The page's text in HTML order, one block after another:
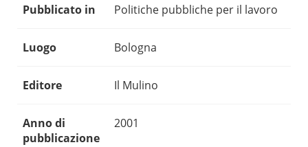
Pubblicato in Politiche pubbliche per il lavoro
Luogo Bologna
Editore Il Mulino
Anno di
pubblicazione
2001